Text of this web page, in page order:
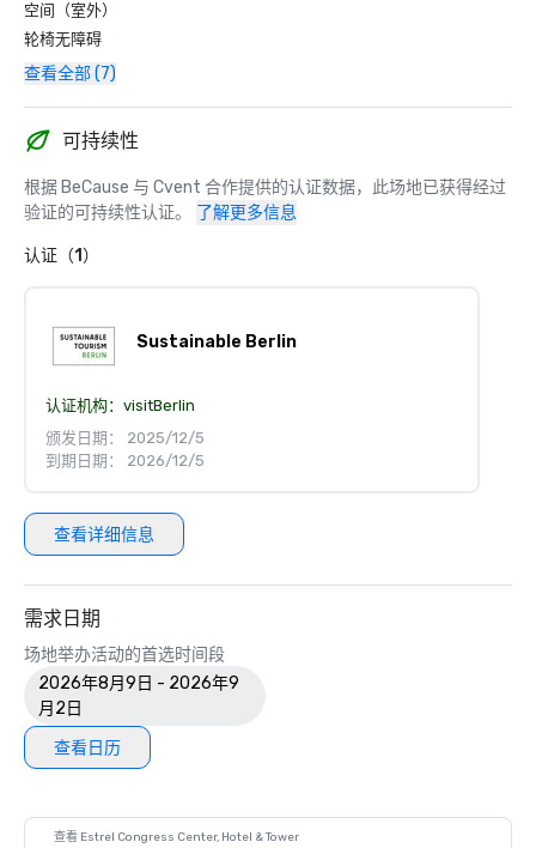
空间（室外）
轮椅无障碍
查看全部 (7)
可持续性
根据 BeCause 与 Cvent 合作提供的认证数据，此场地已获得经过
验证的可持续性认证。
了解更多信息
认证（1）
Sustainable Berlin
认证机构： visitBerlin
颁发日期： 2025/12/5
到期日期： 2026/12/5
查看详细信息
需求日期
场地举办活动的首选时间段
2026年8月9日 - 2026年9
月2日
查看日历
查看 Estrel Congress Center, Hotel & Tower